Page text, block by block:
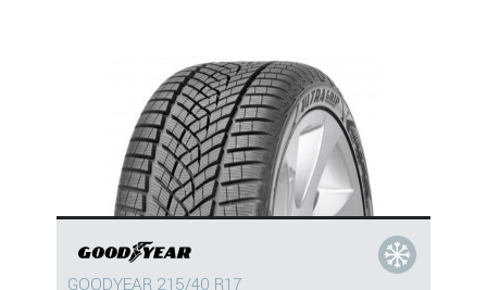
GOODYEAR 215/40 R17